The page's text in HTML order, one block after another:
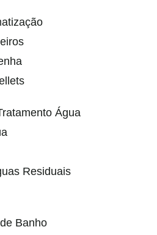
Água
Residuais
Banho